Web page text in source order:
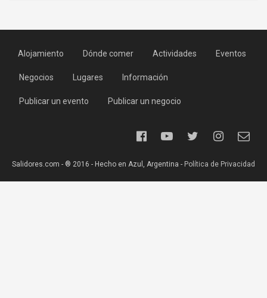
Alojamiento Dónde comer Actividades Eventos
Negocios Lugares Información
Publicar un evento Publicar un negocio
Salidores.com - ® 2016 - Hecho en Azul, Argentina - Política de Privacidad